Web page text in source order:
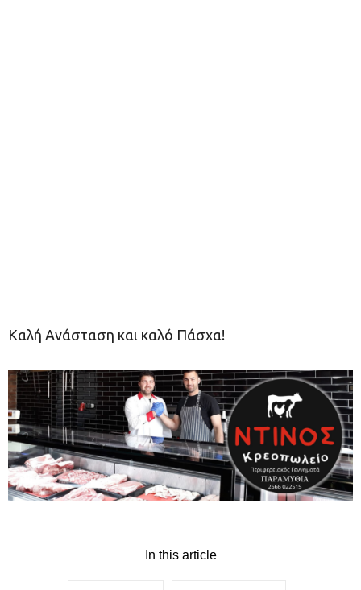
Καλή Ανάσταση και καλό Πάσχα!
In this article